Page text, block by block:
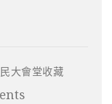
大會堂收藏